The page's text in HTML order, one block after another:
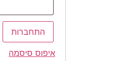
התחברות
איפוס סיסמה